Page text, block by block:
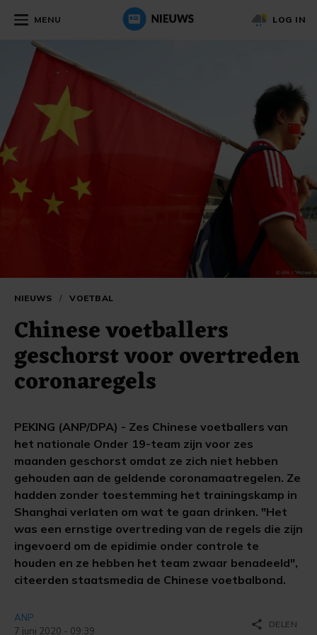
MENU LOG IN
NIEUWS / VOETBAL
Chinese voetballers
geschorst voor overtreden
coronaregels
PEKING (ANP/DPA) - Zes Chinese voetballers van
het nationale Onder 19-team zijn voor zes
maanden geschorst omdat ze zich niet hebben
gehouden aan de geldende coronamaatregelen. Ze
hadden zonder toestemming het trainingskamp in
Shanghai verlaten om wat te gaan drinken. "Het
was een ernstige overtreding van de regels die zijn
ingevoerd om de epidimie onder controle te
houden en ze hebben het team zwaar benadeeld",
citeerden staatsmedia de Chinese voetbalbond.
ANP
7 juni 2020 - 09:39
share DELEN